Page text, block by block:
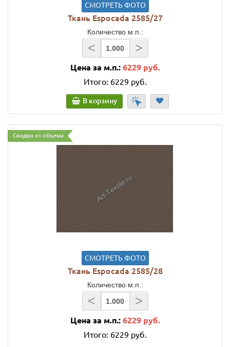
СМОТРЕТЬ ФОТО
Ткань Espocada 2585/27
Количество м.п.:
< >
Цена за м.п.: 6229 руб.
Итого: 6229 руб.
В корзину
Скидки от объема
СМОТРЕТЬ ФОТО
Ткань Espocada 2585/28
Количество м.п.:
< >
Цена за м.п.: 6229 руб.
Итого: 6229 руб.